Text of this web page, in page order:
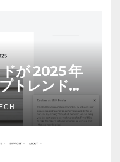
が 2025 年
トレンドに |